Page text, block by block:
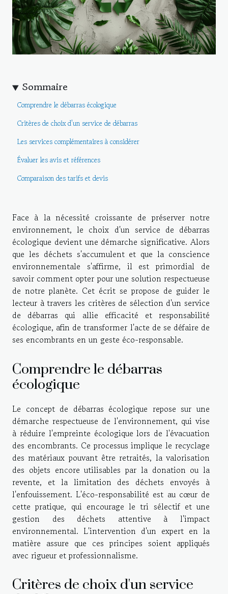
Sommaire
Comprendre le débarras écologique
Critères de choix d'un service de débarras
Les services complémentaires à considérer
Évaluer les avis et références
Comparaison des tarifs et devis
Face à la nécessité croissante de préserver notre
environnement, le choix d'un service de débarras
écologique devient une démarche significative. Alors
que les déchets s'accumulent et que la conscience
environnementale s'affirme, il est primordial de
savoir comment opter pour une solution respectueuse
de notre planète. Cet écrit se propose de guider le
lecteur à travers les critères de sélection d'un service
de débarras qui allie efficacité et responsabilité
écologique, afin de transformer l'acte de se défaire de
ses encombrants en un geste éco-responsable.
Comprendre le débarras
écologique
Le concept de débarras écologique repose sur une
démarche respectueuse de l'environnement, qui vise
à réduire l'empreinte écologique lors de l'évacuation
des encombrants. Ce processus implique le recyclage
des matériaux pouvant être retraités, la valorisation
des objets encore utilisables par la donation ou la
revente, et la limitation des déchets envoyés à
l'enfouissement. L'éco-responsabilité est au cœur de
cette pratique, qui encourage le tri sélectif et une
gestion des déchets attentive à l'impact
environnemental. L'intervention d'un expert en la
matière assure que ces principes soient appliqués
avec rigueur et professionnalisme.
Critères de choix d'un service